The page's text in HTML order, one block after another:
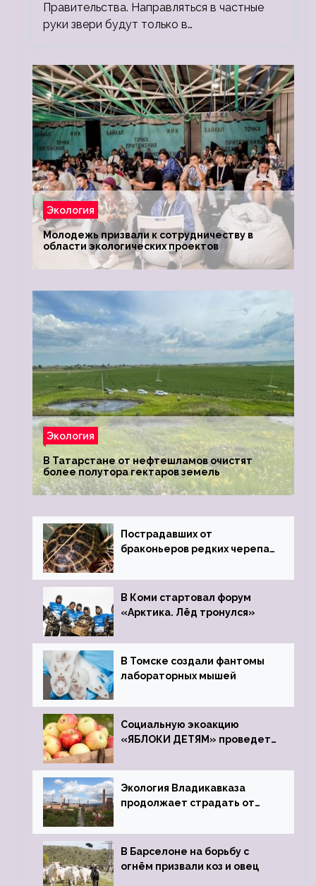
Правительства. Направляться в частные
руки звери будут только в…
Экология
Молодежь призвали к сотрудничеству в
области экологических проектов
Экология
В Татарстане от нефтешламов очистят
более полутора гектаров земель
Пострадавших от
браконьеров редких черепах
зоопарк
В Коми стартовал форум
«Арктика. Лёд тронулся»
В Томске создали фантомы
лабораторных мышей
Социальную экоакцию
«ЯБЛОКИ ДЕТЯМ» проведет
Экология Владикавказа
продолжает страдать от
В Барселоне на борьбу с
огнём призвали коз и овец